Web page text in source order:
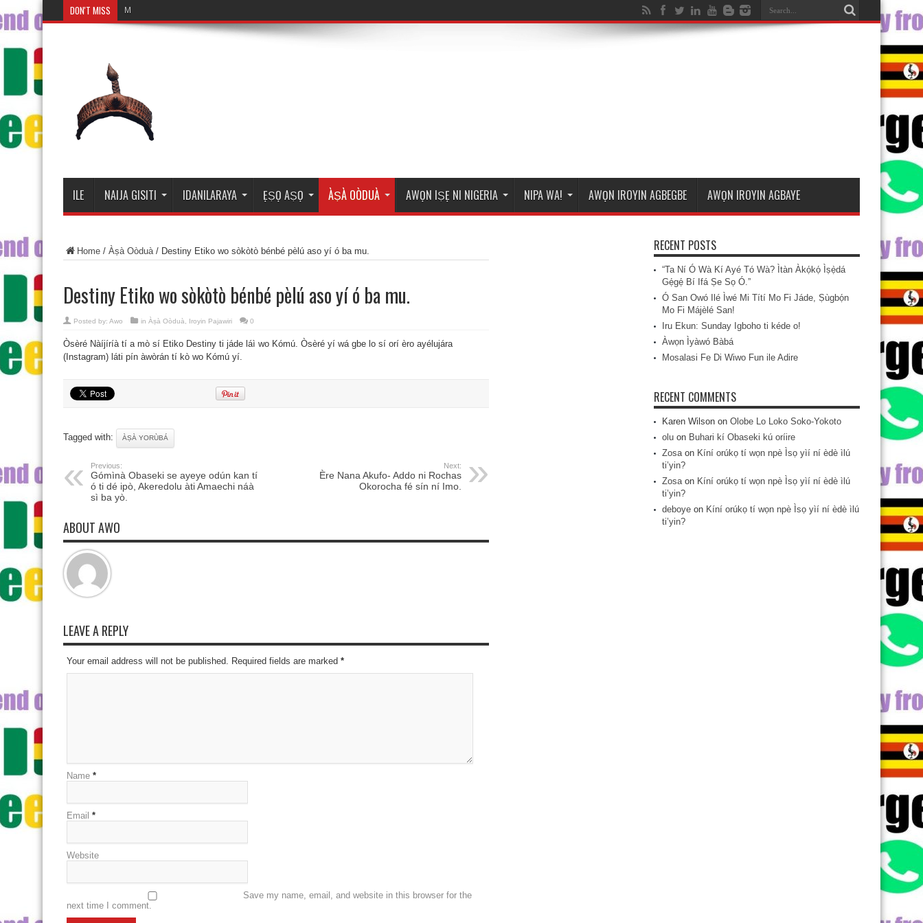
DON'T MISS Mosalasi Fe D
ILE NAIJA GISITI IDANILARAYA ẸṢỌ AṢỌ ÀṢÀ OÒDUÀ AWỌN IṢẸ NI NIGERIA NIPA WA! AWỌN IROYIN AGBEGBE AWỌN IROYIN AGBAYE
Home / Àṣà Oòduà/ Destiny Etiko wo sòkòtò bénbé pèlú aso yí ó ba mu.
Destiny Etiko wo sòkòtò bénbé pèlú aso yí ó ba mu.
Posted by: Awo in Àṣà Oòduà Iroyin Pajawiri 0
Òsèré Nàíjíríà tí a mò sí Etiko Destiny ti jáde láì wo Kómú. Òsèré yí wá gbe lo sí orí èro ayélujára
(Instagram) láti pín àwòrán tí kò wo Kómú yí.
Tagged with: ÀṢÀ YORÙBÁ
Previous:
Gómìnà Obaseki se ayeye odún kan tí
ó ti dé ipò, Akeredolu àti Amaechi náà
sì ba yò.
Next:
Ère Nana Akufo- Addo ni Rochas
Okorocha fé sín ní Imo.
ABOUT AWO
LEAVE A REPLY
Your email address will not be published. Required fields are marked *
Name *
Email *
Website
Save my name, email, and website in this browser for the
next time I comment.
RECENT POSTS
“Ta Ní Ó Wà Kí Ayé Tó Wà? Ìtàn Àkọ́kọ́ Ìṣẹ̀dá
Gẹ́gẹ́ Bí Ifá Ṣe Sọ Ó.”
Ó San Owó Ilé Ìwé Mi Títí Mo Fi Jáde, Ṣùgbọ́n
Mo Fi Májèlé San!
Iru Ekun: Sunday Igboho ti kéde o!
Àwọn Ìyàwó Bàbá
Mosalasi Fe Di Wiwo Fun ile Adire
RECENT COMMENTS
Karen Wilson on Olobe Lo Loko Soko-Yokoto
olu on Buhari kí Obaseki kú oríire
Zosaon Kíní orúkọ tí wọn npè Ìsọ yìí ní èdè ìlú
ti’yin?
Zosaon Kíní orúkọ tí wọn npè Ìsọ yìí ní èdè ìlú
ti’yin?
deboye on Kíní orúkọ tí wọn npè Ìsọ yìí ní èdè ìlú
ti’yin?